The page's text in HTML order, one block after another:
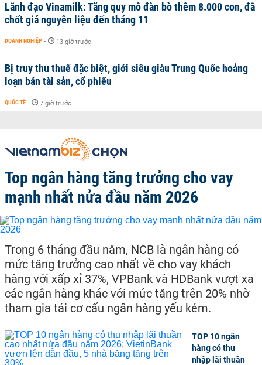
Lãnh đạo Vinamilk: Tăng quy mô đàn bò thêm 8.000 con, đã
chốt giá nguyên liệu đến tháng 11
DOANH NGHIỆP - 13 giờ trước
Bị truy thu thuế đặc biệt, giới siêu giàu Trung Quốc hoảng
loạn bán tài sản, cổ phiếu
QUỐC TẾ - 7 giờ trước
Top ngân hàng tăng trưởng cho vay
mạnh nhất nửa đầu năm 2026
Trong 6 tháng đầu năm, NCB là ngân hàng có
mức tăng trưởng cao nhất về cho vay khách
hàng với xấp xỉ 37%, VPBank và HDBank vượt xa
các ngân hàng khác với mức tăng trên 20% nhờ
tham gia tái cơ cấu ngân hàng yếu kém.
TOP 10 ngân
hàng có thu
nhập lãi thuần